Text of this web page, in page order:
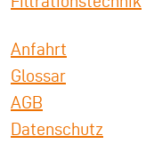
Anfahrt
Glossar
AGB
Datenschutz